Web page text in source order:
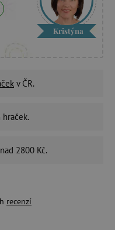
Kristýna
v ČR.
hraček.
2800 Kč.
recenzí